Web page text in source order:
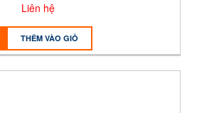
Liên hệ
THÊM VÀO GIỎ